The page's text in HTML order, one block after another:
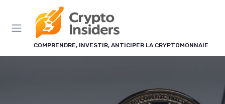
COMPRENDRE, INVESTIR, ANTICIPER LA CRYPTOMONNAIE
Panneau de gestion des cookies